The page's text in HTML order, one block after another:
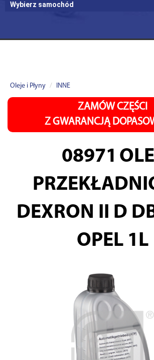
Wybierz samochód
Oleje i Płyny INNE
ZAMÓW CZĘŚCI
Z GWARANCJĄ
08971
DEXRON II D
OPEL 1L